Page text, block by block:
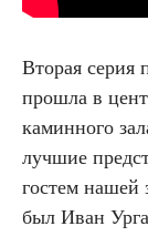
Вторая
прошла в
каминного
лучшие
гостем нашей
был Иван